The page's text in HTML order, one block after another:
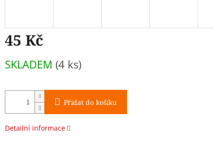
45 Kč
cena:
SKLADEM (4 ks)
Přidat do košíku
Detailní informace